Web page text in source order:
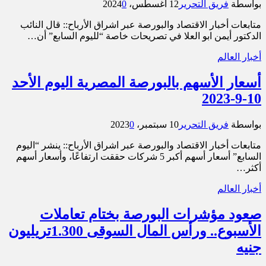
بواسطة فريق التحرير 12 أغسطس، 2024 0
متابعات أخبار الاقتصاد والبورصة عبر اشراق الأرباح:: قال النائب
الدكتور أيمن ابو العلا في تصريحات خاصة “لليوم السابع” أن…
أخبار العالم
أسعار الأسهم بالبورصة المصرية اليوم الأحد
10-9-2023
بواسطة فريق التحرير 10 سبتمبر، 2023 0
متابعات أخبار الاقتصاد والبورصة عبر اشراق الأرباح:: ينشر “اليوم
السابع” أسعار أسهم أكبر 5 شركات حققت ارتفاعًا، وأسعار أسهم
أكثر…
أخبار العالم
صعود مؤشرات البورصة بختام تعاملات
الأسبوع.. ورأس المال السوقى 1.300تريليون
جنيه